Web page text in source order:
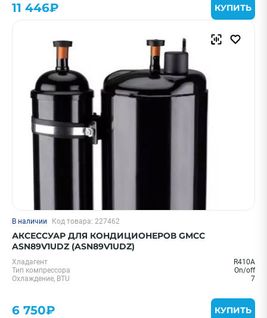
11 446₽ КУПИТЬ
В наличии Код товара: 227462
АКСЕССУАР ДЛЯ КОНДИЦИОНЕРОВ GMCC
ASN89V1UDZ (ASN89V1UDZ)
Хладагент
R410A
Тип компрессора
On/off
Охлаждение, BTU
7
6 750₽ КУПИТЬ